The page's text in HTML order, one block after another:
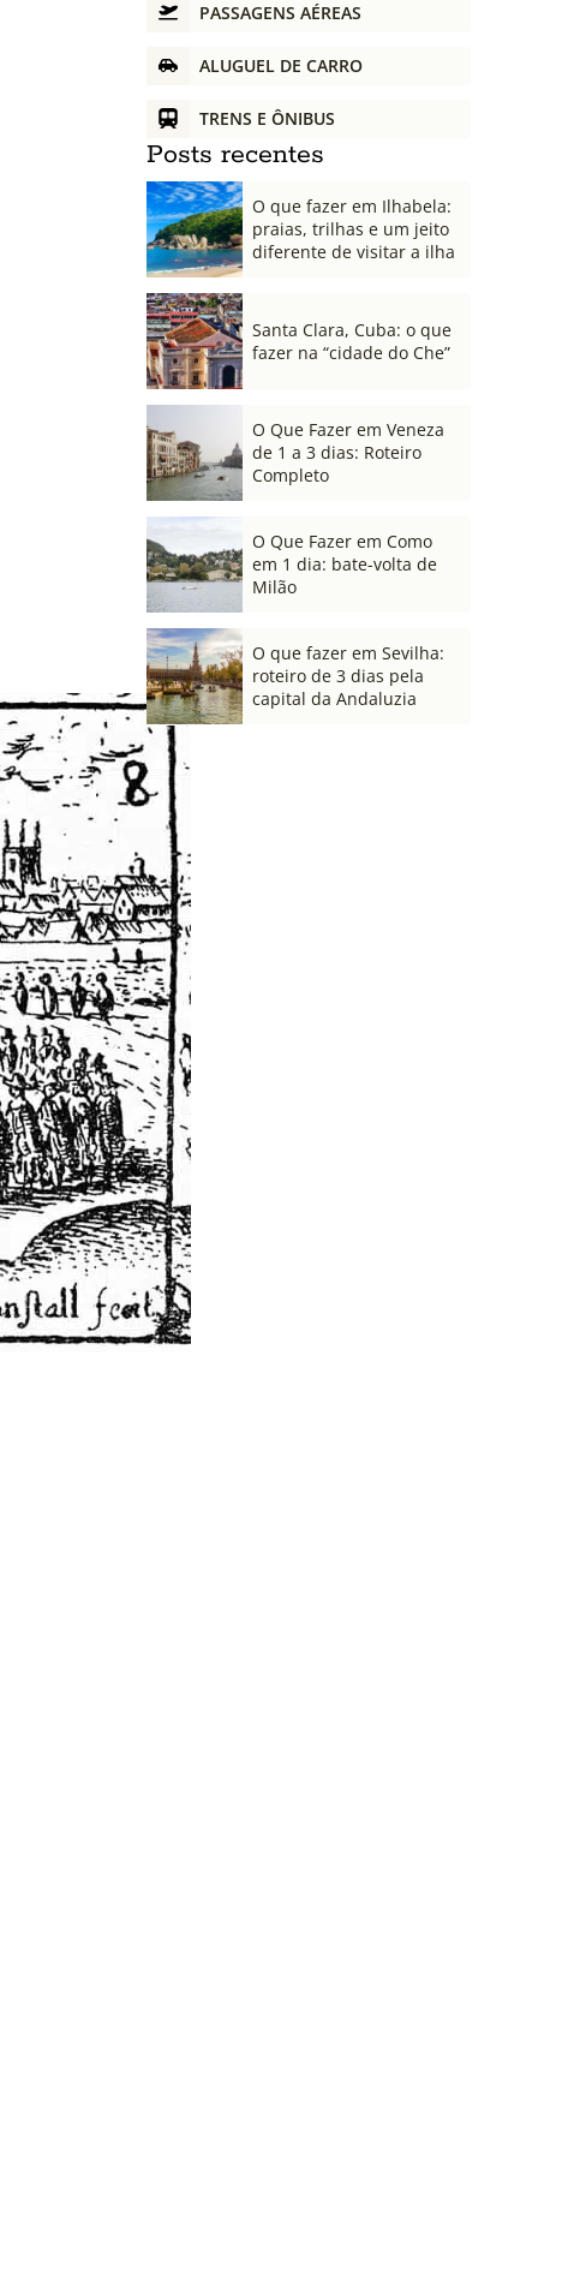
PASSAGENS AÉREAS
ALUGUEL DE CARRO
TRENS E ÔNIBUS
Posts recentes
O que fazer em Ilhabela:
praias, trilhas e um jeito
diferente de visitar a ilha
Santa Clara, Cuba: o que
fazer na “cidade do Che”
O Que Fazer em Veneza
de 1 a 3 dias: Roteiro
Completo
O Que Fazer em Como
em 1 dia: bate-volta de
Milão
O que fazer em Sevilha:
roteiro de 3 dias pela
capital da Andaluzia